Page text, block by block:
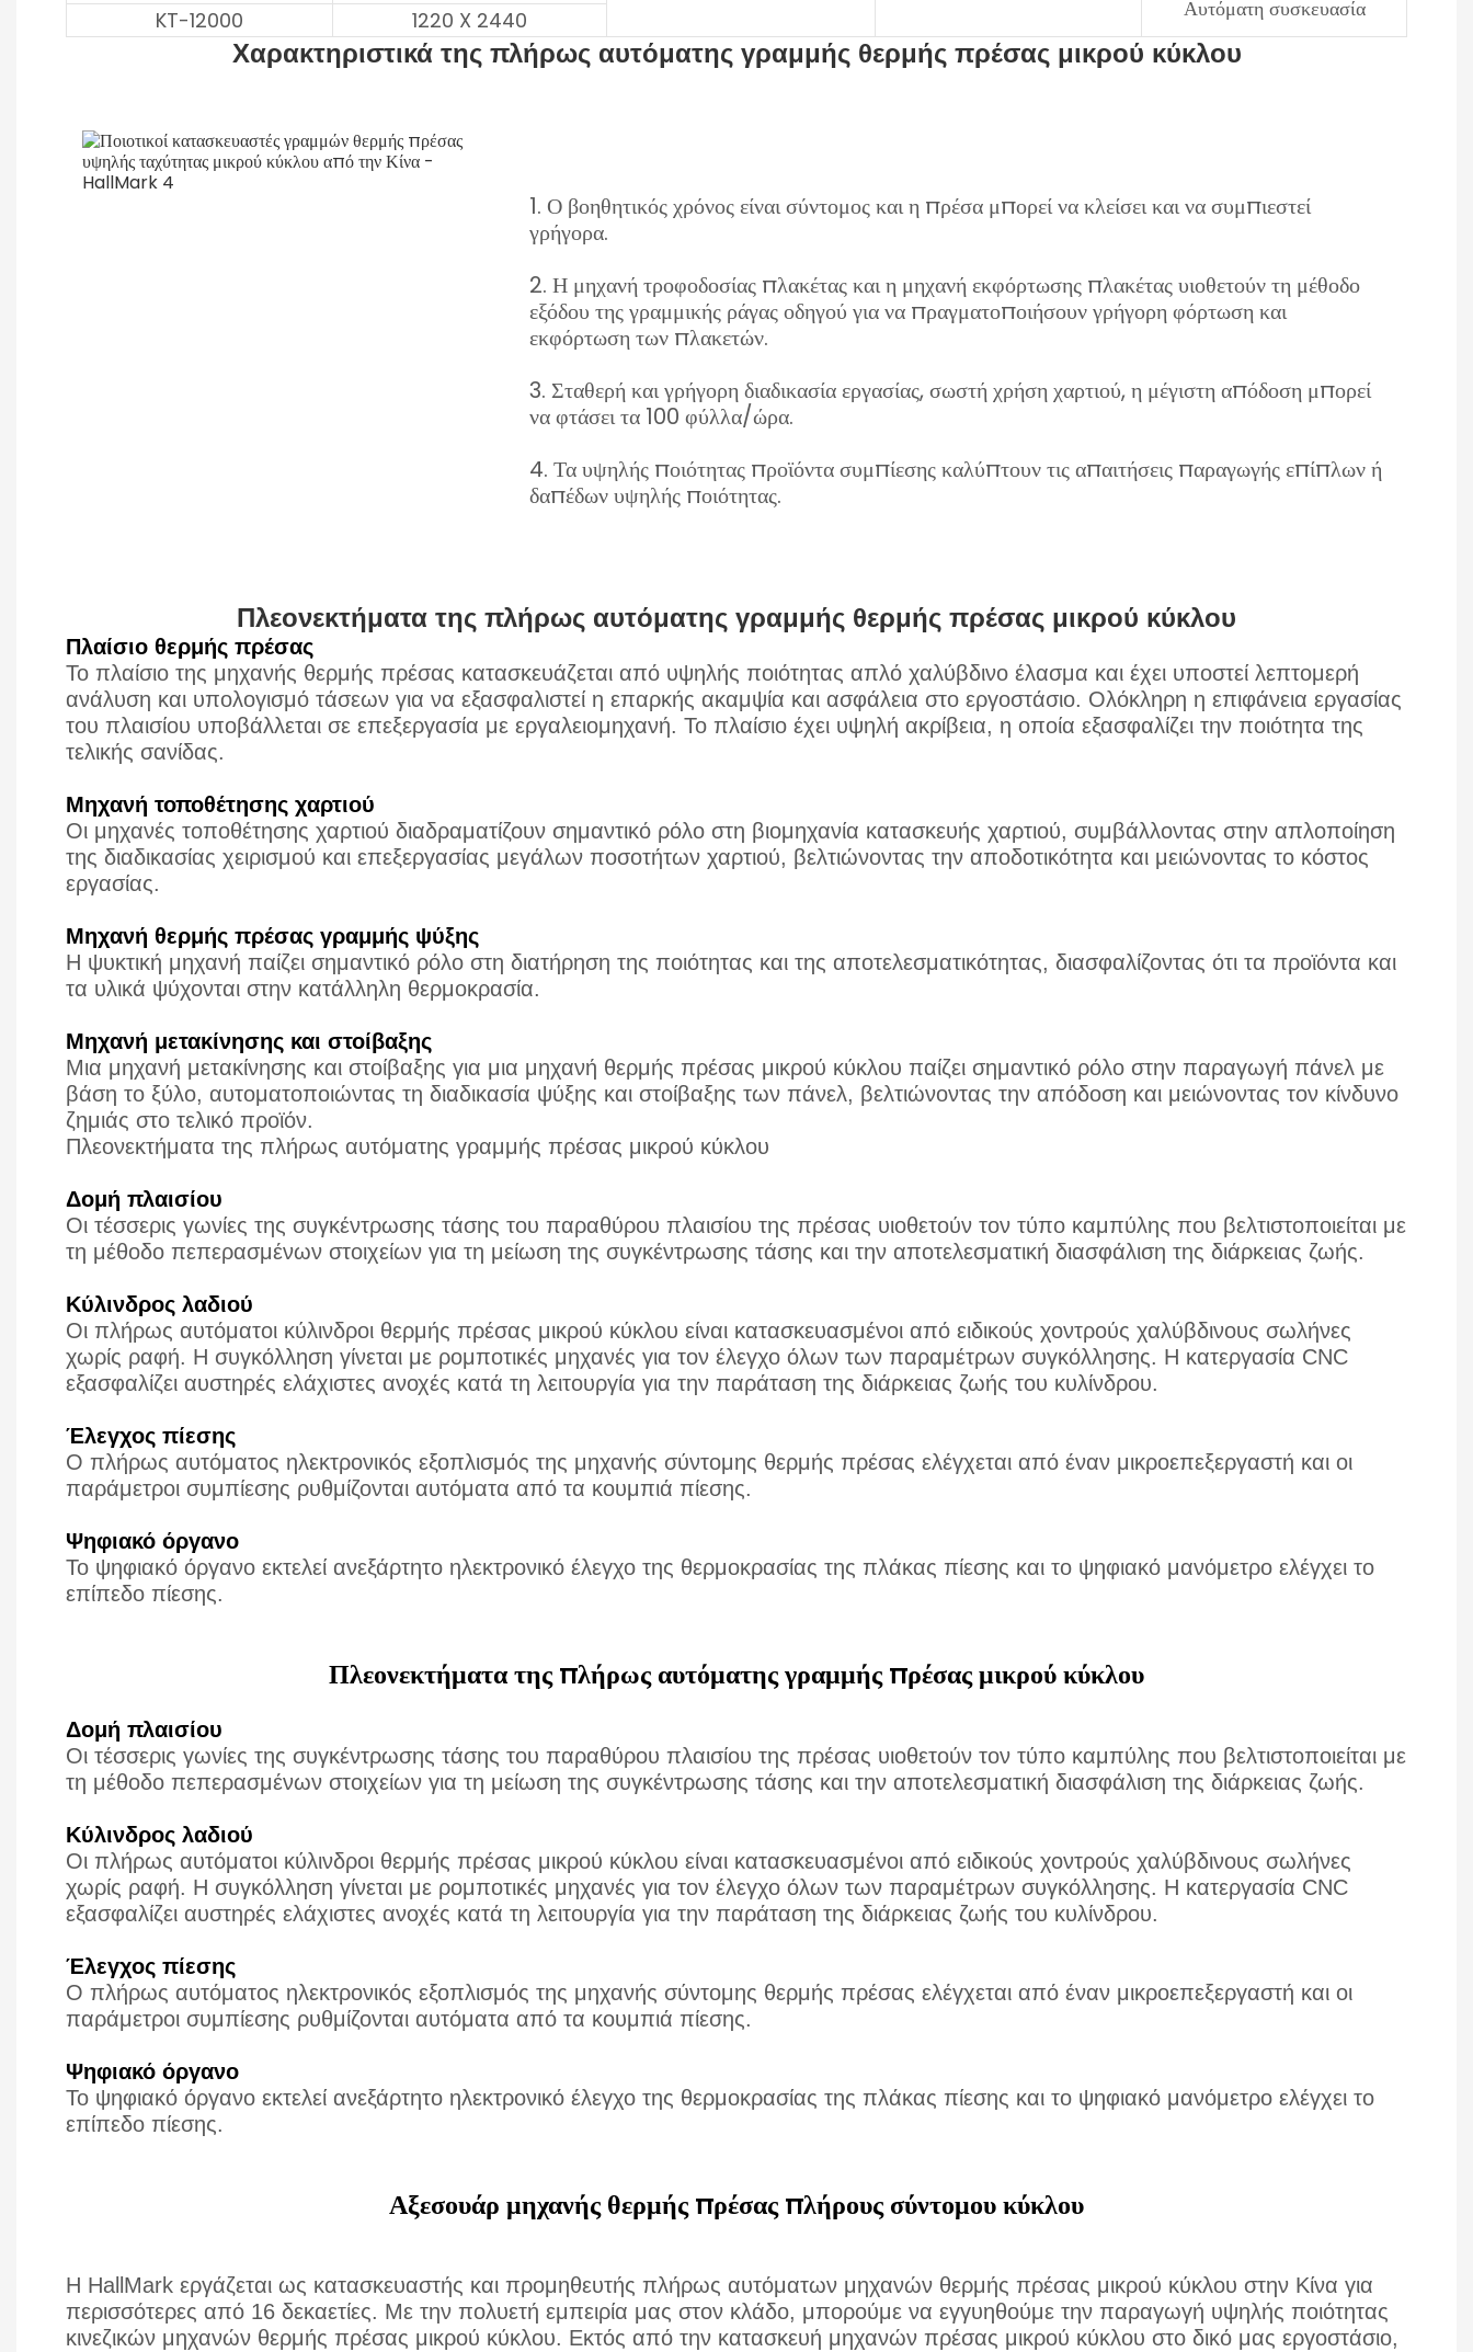
Αυτόματη συσκευασία
KT-12000
1220 X 2440
Χαρακτηριστικά της πλήρως αυτόματης γραμμής θερμής πρέσας μικρού κύκλου
1. Ο βοηθητικός χρόνος είναι σύντομος και η πρέσα μπορεί να κλείσει και να συμπιεστεί
γρήγορα.
2. Η μηχανή τροφοδοσίας πλακέτας και η μηχανή εκφόρτωσης πλακέτας υιοθετούν τη μέθοδο
εξόδου της γραμμικής ράγας οδηγού για να πραγματοποιήσουν γρήγορη φόρτωση και
εκφόρτωση των πλακετών.
3. Σταθερή και γρήγορη διαδικασία εργασίας, σωστή χρήση χαρτιού, η μέγιστη απόδοση μπορεί
να φτάσει τα 100 φύλλα/ώρα.
4. Τα υψηλής ποιότητας προϊόντα συμπίεσης καλύπτουν τις απαιτήσεις παραγωγής επίπλων ή
δαπέδων υψηλής ποιότητας.
Πλεονεκτήματα της πλήρως αυτόματης γραμμής θερμής πρέσας μικρού κύκλου
Πλαίσιο θερμής πρέσας
Το πλαίσιο της μηχανής θερμής πρέσας κατασκευάζεται από υψηλής ποιότητας απλό χαλύβδινο έλασμα και έχει υποστεί λεπτομερή
ανάλυση και υπολογισμό τάσεων για να εξασφαλιστεί η επαρκής ακαμψία και ασφάλεια στο εργοστάσιο. Ολόκληρη η επιφάνεια εργασίας
του πλαισίου υποβάλλεται σε επεξεργασία με εργαλειομηχανή. Το πλαίσιο έχει υψηλή ακρίβεια, η οποία εξασφαλίζει την ποιότητα της
τελικής σανίδας.
Μηχανή τοποθέτησης χαρτιού
Οι μηχανές τοποθέτησης χαρτιού διαδραματίζουν σημαντικό ρόλο στη βιομηχανία κατασκευής χαρτιού, συμβάλλοντας στην απλοποίηση
της διαδικασίας χειρισμού και επεξεργασίας μεγάλων ποσοτήτων χαρτιού, βελτιώνοντας την αποδοτικότητα και μειώνοντας το κόστος
εργασίας.
Μηχανή θερμής πρέσας γραμμής ψύξης
Η ψυκτική μηχανή παίζει σημαντικό ρόλο στη διατήρηση της ποιότητας και της αποτελεσματικότητας, διασφαλίζοντας ότι τα προϊόντα και
τα υλικά ψύχονται στην κατάλληλη θερμοκρασία.
Μηχανή μετακίνησης και στοίβαξης
Μια μηχανή μετακίνησης και στοίβαξης για μια μηχανή θερμής πρέσας μικρού κύκλου παίζει σημαντικό ρόλο στην παραγωγή πάνελ με
βάση το ξύλο, αυτοματοποιώντας τη διαδικασία ψύξης και στοίβαξης των πάνελ, βελτιώνοντας την απόδοση και μειώνοντας τον κίνδυνο
ζημιάς στο τελικό προϊόν.
Πλεονεκτήματα της πλήρως αυτόματης γραμμής πρέσας μικρού κύκλου
Δομή πλαισίου
Οι τέσσερις γωνίες της συγκέντρωσης τάσης του παραθύρου πλαισίου της πρέσας υιοθετούν τον τύπο καμπύλης που βελτιστοποιείται με
τη μέθοδο πεπερασμένων στοιχείων για τη μείωση της συγκέντρωσης τάσης και την αποτελεσματική διασφάλιση της διάρκειας ζωής.
Κύλινδρος λαδιού
Οι πλήρως αυτόματοι κύλινδροι θερμής πρέσας μικρού κύκλου είναι κατασκευασμένοι από ειδικούς χοντρούς χαλύβδινους σωλήνες
χωρίς ραφή. Η συγκόλληση γίνεται με ρομποτικές μηχανές για τον έλεγχο όλων των παραμέτρων συγκόλλησης. Η κατεργασία CNC
εξασφαλίζει αυστηρές ελάχιστες ανοχές κατά τη λειτουργία για την παράταση της διάρκειας ζωής του κυλίνδρου.
Έλεγχος πίεσης
Ο πλήρως αυτόματος ηλεκτρονικός εξοπλισμός της μηχανής σύντομης θερμής πρέσας ελέγχεται από έναν μικροεπεξεργαστή και οι
παράμετροι συμπίεσης ρυθμίζονται αυτόματα από τα κουμπιά πίεσης.
Ψηφιακό όργανο
Το ψηφιακό όργανο εκτελεί ανεξάρτητο ηλεκτρονικό έλεγχο της θερμοκρασίας της πλάκας πίεσης και το ψηφιακό μανόμετρο ελέγχει το
επίπεδο πίεσης.
Πλεονεκτήματα της πλήρως αυτόματης γραμμής πρέσας μικρού κύκλου
Δομή πλαισίου
Οι τέσσερις γωνίες της συγκέντρωσης τάσης του παραθύρου πλαισίου της πρέσας υιοθετούν τον τύπο καμπύλης που βελτιστοποιείται με
τη μέθοδο πεπερασμένων στοιχείων για τη μείωση της συγκέντρωσης τάσης και την αποτελεσματική διασφάλιση της διάρκειας ζωής.
Κύλινδρος λαδιού
Οι πλήρως αυτόματοι κύλινδροι θερμής πρέσας μικρού κύκλου είναι κατασκευασμένοι από ειδικούς χοντρούς χαλύβδινους σωλήνες
χωρίς ραφή. Η συγκόλληση γίνεται με ρομποτικές μηχανές για τον έλεγχο όλων των παραμέτρων συγκόλλησης. Η κατεργασία CNC
εξασφαλίζει αυστηρές ελάχιστες ανοχές κατά τη λειτουργία για την παράταση της διάρκειας ζωής του κυλίνδρου.
Έλεγχος πίεσης
Ο πλήρως αυτόματος ηλεκτρονικός εξοπλισμός της μηχανής σύντομης θερμής πρέσας ελέγχεται από έναν μικροεπεξεργαστή και οι
παράμετροι συμπίεσης ρυθμίζονται αυτόματα από τα κουμπιά πίεσης.
Ψηφιακό όργανο
Το ψηφιακό όργανο εκτελεί ανεξάρτητο ηλεκτρονικό έλεγχο της θερμοκρασίας της πλάκας πίεσης και το ψηφιακό μανόμετρο ελέγχει το
επίπεδο πίεσης.
Αξεσουάρ μηχανής θερμής πρέσας πλήρους σύντομου κύκλου
Η HallMark εργάζεται ως κατασκευαστής και προμηθευτής πλήρως αυτόματων μηχανών θερμής πρέσας μικρού κύκλου στην Κίνα για
περισσότερες από 16 δεκαετίες. Με την πολυετή εμπειρία μας στον κλάδο, μπορούμε να εγγυηθούμε την παραγωγή υψηλής ποιότητας
κινεζικών μηχανών θερμής πρέσας μικρού κύκλου. Εκτός από την κατασκευή μηχανών πρέσας μικρού κύκλου στο δικό μας εργοστάσιο,